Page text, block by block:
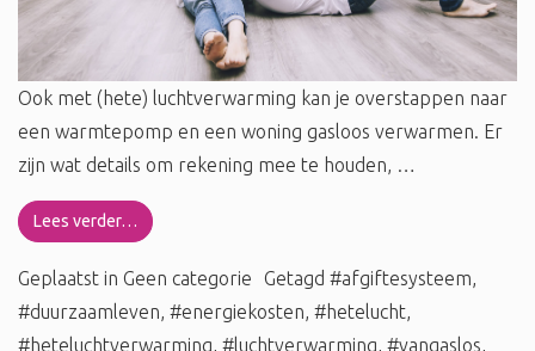
Ook met (hete) luchtverwarming kan je overstappen naar
een warmtepomp en een woning gasloos verwarmen. Er
zijn wat details om rekening mee te houden, …
Lees verder…
Geplaatst in Geen categorie Getagd #afgiftesysteem,
#duurzaamleven, #energiekosten, #hetelucht,
#heteluchtverwarming, #luchtverwarming, #vangaslos,